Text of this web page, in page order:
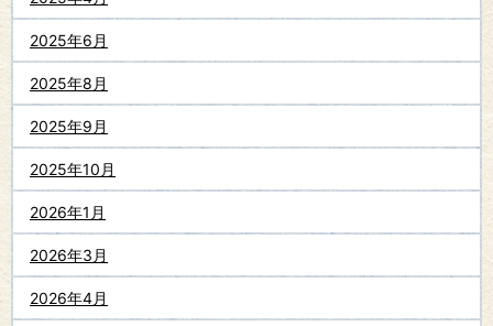
2025年6月
2025年8月
2025年9月
2025年10月
2026年1月
2026年3月
2026年4月